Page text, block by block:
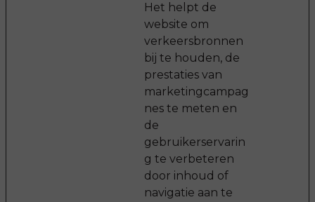
Het helpt de
website om
verkeersbronnen
bij te houden, de
prestaties van
marketingcampag
nes te meten en
de
gebruikerservarin
g te verbeteren
door inhoud of
navigatie aan te